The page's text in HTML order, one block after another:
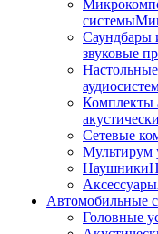
системы
Саундбары
звуковые
Комплекты
Сетевые
Мультирум
Наушники
Аксессуары
Автомобильные
Головные